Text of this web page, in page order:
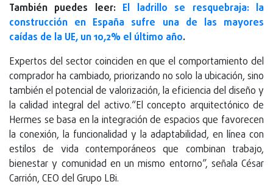
También puedes leer: El ladrillo se resquebraja: la
construcción en España sufre una de las mayores
caídas de la UE, un 10,2% el último año.
Expertos del sector coinciden en que el comportamiento del
comprador ha cambiado, priorizando no solo la ubicación, sino
también el potencial de valorización, la eficiencia del diseño y
la calidad integral del activo.“El concepto arquitectónico de
Hermes se basa en la integración de espacios que favorecen
la conexión, la funcionalidad y la adaptabilidad, en línea con
estilos de vida contemporáneos que combinan trabajo,
bienestar y comunidad en un mismo entorno”, señala César
Carrión, CEO del Grupo LBi.